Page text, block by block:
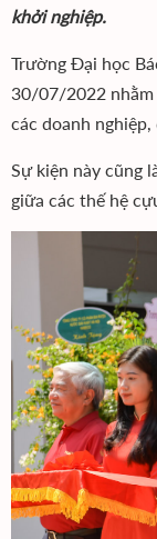
khởi nghiệp.
Trường Đại học
30/07/2022 nhằm
các doanh
Sự kiện này cũng
giữa các thế hệ